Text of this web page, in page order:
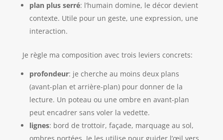
plan plus serré: l’humain domine, le décor devient
contexte. Utile pour un geste, une expression, une
interaction.
Je règle ma composition avec trois leviers concrets:
profondeur: je cherche au moins deux plans
(avant-plan et arrière-plan) pour donner de la
lecture. Un poteau ou une ombre en avant-plan
peut encadrer sans voler la vedette.
lignes: bord de trottoir, façade, marquage au sol,